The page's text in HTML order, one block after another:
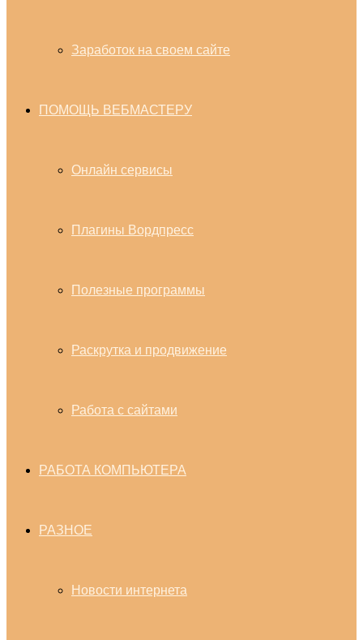
Заработок на своем сайте
ПОМОЩЬ ВЕБМАСТЕРУ
Онлайн сервисы
Плагины Вордпресс
Полезные программы
Раскрутка и продвижение
Работа с сайтами
РАБОТА КОМПЬЮТЕРА
РАЗНОЕ
Новости интернета